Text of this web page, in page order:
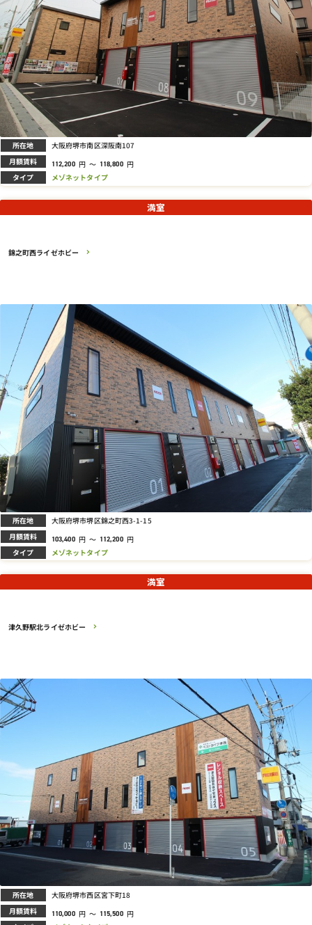
所在地 大阪府堺市南区深阪南107
月額賃料 112,200 円 ～ 118,800 円
タイプ メゾネットタイプ
錦之町西ライゼホビー
満室
所在地 大阪府堺市堺区錦之町西3-1-15
月額賃料 103,400 円 ～ 112,200 円
タイプ メゾネットタイプ
津久野駅北ライゼホビー
満室
所在地 大阪府堺市西区宮下町18
月額賃料 110,000 円 ～ 115,500 円